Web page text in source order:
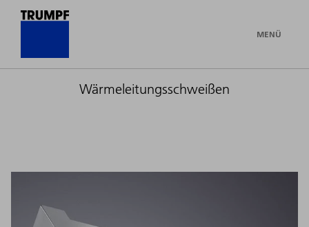
MENÜ
Wärmeleitungsschweißen